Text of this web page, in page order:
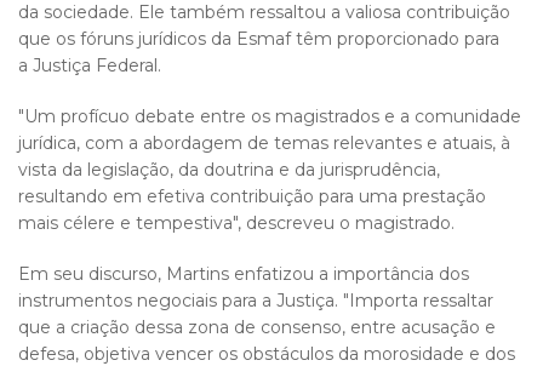
da sociedade. Ele também ressaltou a valiosa contribuição
que os fóruns jurídicos da Esmaf têm proporcionado para
a Justiça Federal.
"Um profícuo debate entre os magistrados e a comunidade
jurídica, com a abordagem de temas relevantes e atuais, à
vista da legislação, da doutrina e da jurisprudência,
resultando em efetiva contribuição para uma prestação
mais célere e tempestiva", descreveu o magistrado.
Em seu discurso, Martins enfatizou a importância dos
instrumentos negociais para a Justiça. "Importa ressaltar
que a criação dessa zona de consenso, entre acusação e
defesa, objetiva vencer os obstáculos da morosidade e dos